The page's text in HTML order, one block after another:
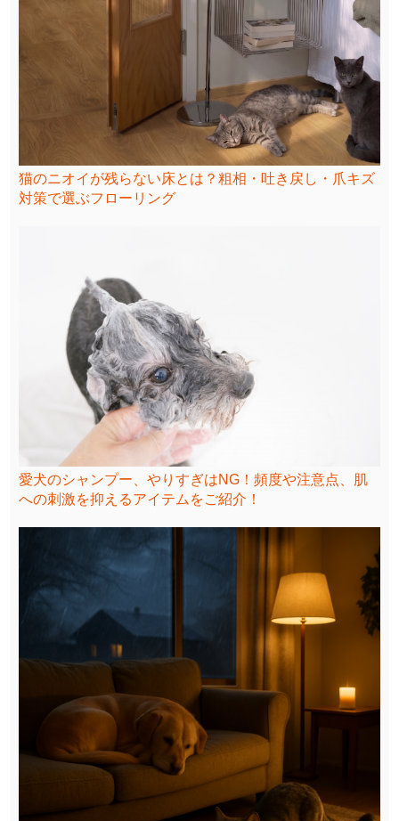
猫のニオイが残らない床とは？粗相・吐き戻し・爪キズ
対策で選ぶフローリング
愛犬のシャンプー、やりすぎはNG！頻度や注意点、肌
への刺激を抑えるアイテムをご紹介！